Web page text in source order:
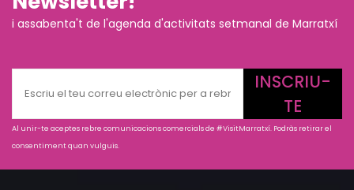
i assabenta't de l'agenda d'activitats setmanal de Marratxí
INSCRIU-
TE
Al unir-te aceptes rebre comunicacions comercials de #VisitMarratxí. Podràs retirar el
consentiment quan vulguis.